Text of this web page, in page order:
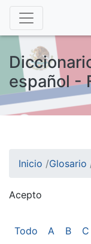
español -
Inicio /Glosario
Acepto
Esto nos ayuda
Todo A B C